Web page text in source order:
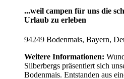
...weil campen für uns die
Urlaub zu erleben
94249 Bodenmais, Bayern,
Weitere Informationen:
Silberbergs präsentiert sich
Bodenmais. Entstanden aus